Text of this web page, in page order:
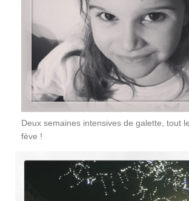
Deux semaines intensives de galette, tout
fève !